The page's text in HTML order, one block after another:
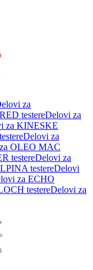
za
testereDelovi za
za KINESKE
Delovi za
OLEO MAC
testereDelovi za
testereDelovi
za ECHO
testereDelovi za